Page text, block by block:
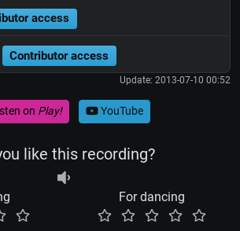
access
Contributor access
Update: 2013-07-10 00:52
on Play! YouTube
like this recording?
For dancing